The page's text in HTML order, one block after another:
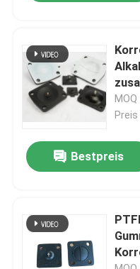
Neuigkeiten
Bitte um ein Angebot
Ventil-
Bestpreis